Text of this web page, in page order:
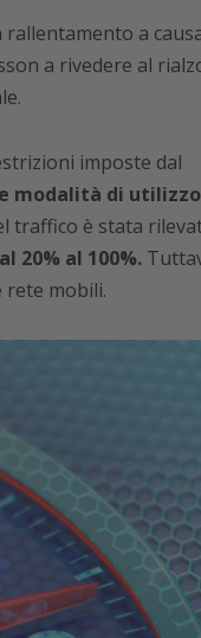
a
a rivedere al
imposte dal
modalità di utilizzo
traffico è stata
20% al 100%.
rete mobili.